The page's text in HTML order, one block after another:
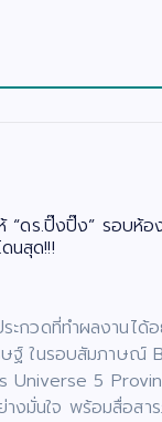
ห้ “ดร.ปิ๊งปิ๊ง” รอบห้
นสุด!!!
ะกวดที่ทำผลงานได้
ษฐ์ ในรอบสัมภาษณ์
Universe 5
งมั่นใจ พร้อมสื่อสา